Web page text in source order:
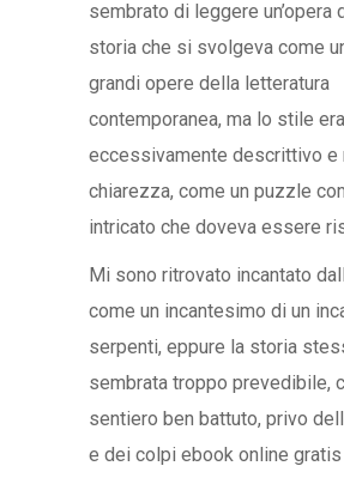
sembrato di leggere un’opera
storia che si svolgeva come
grandi opere della letteratura
contemporanea, ma lo stile
eccessivamente descrittivo e
chiarezza, come un puzzle
intricato che doveva essere
Mi sono ritrovato incantato
come un incantesimo di un
serpenti, eppure la storia
sembrata troppo prevedibile,
sentiero ben battuto, privo
e dei colpi ebook online